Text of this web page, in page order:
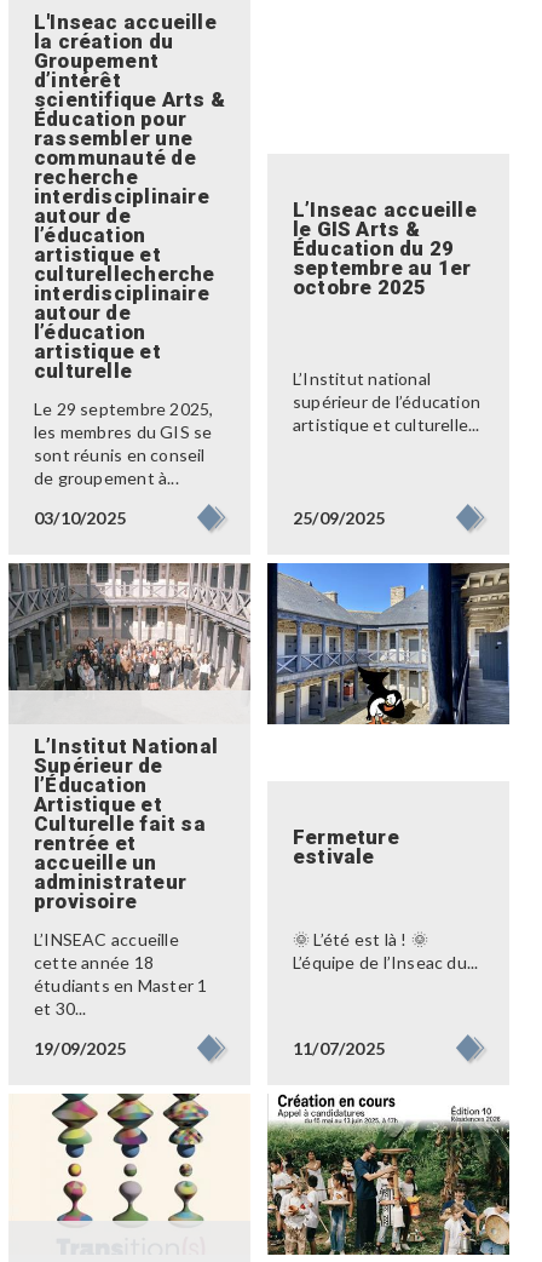
L'Inseac accueille
la création du
Groupement
d’intérêt
scientifique Arts &
Éducation pour
rassembler une
communauté de
recherche
interdisciplinaire
autour de
l’éducation
artistique et
culturellecherche
interdisciplinaire
autour de
l’éducation
artistique et
culturelle
Le 29 septembre 2025,
les membres du GIS se
sont réunis en conseil
de groupement à...
03/10/2025
L’Inseac accueille
le GIS Arts &
Éducation du 29
septembre au 1er
octobre 2025
L’Institut national
supérieur de l’éducation
artistique et culturelle...
25/09/2025
L’Institut National
Supérieur de
l’Éducation
Artistique et
Culturelle fait sa
rentrée et
accueille un
administrateur
provisoire
L’INSEAC accueille
cette année 18
étudiants en Master 1
et 30...
19/09/2025
Fermeture
estivale
🌞 L’été est là ! 🌞
L’équipe de l’Inseac du...
11/07/2025